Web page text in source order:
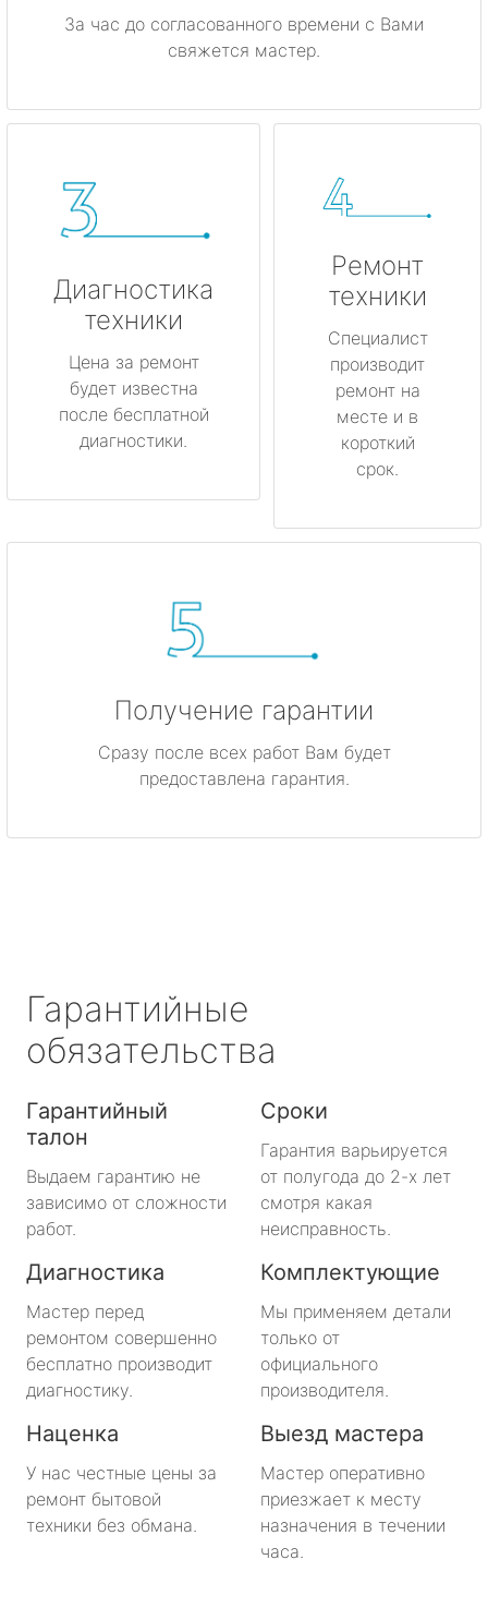
За час до согласованного времени с Вами
свяжется мастер.
Диагностика
техники
Цена за ремонт
будет известна
после бесплатной
диагностики.
Ремонт
техники
Специалист
производит
ремонт на
месте и в
короткий
срок.
Получение гарантии
Сразу после всех работ Вам будет
предоставлена гарантия.
Гарантийные
обязательства
Гарантийный
талон
Выдаем гарантию не
зависимо от сложности
работ.
Сроки
Гарантия варьируется
от полугода до 2-х лет
смотря какая
неисправность.
Диагностика
Мастер перед
ремонтом совершенно
бесплатно производит
диагностику.
Комплектующие
Мы применяем детали
только от
официального
производителя.
Наценка
У нас честные цены за
ремонт бытовой
техники без обмана.
Выезд мастера
Мастер оперативно
приезжает к месту
назначения в течении
часа.